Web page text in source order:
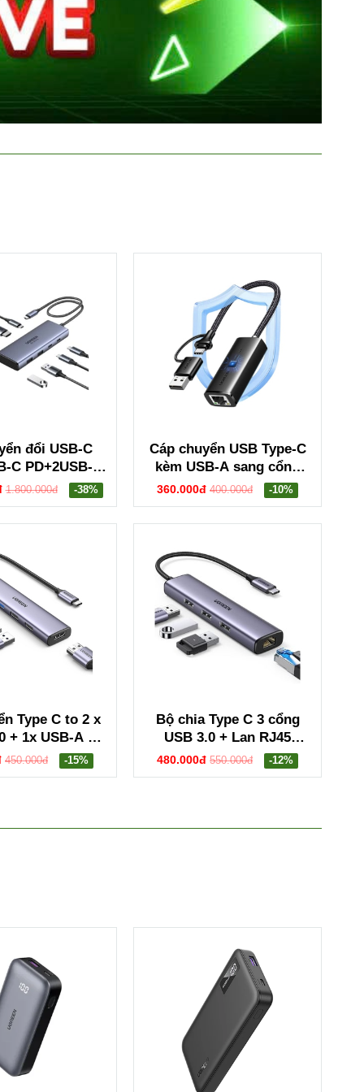
đổi USB-C
C PD+2USB-A
C 3.2+2HDMI hỗ
45379
1.800.000đ -38%
Cáp chuyển USB Type-C
kèm USB-A sang cổng
mạng Gigabit Ugreen
15638 CM650
360.000đ 400.000đ -10%
Type C to 2 x
+ 1x USB-A 3.0
PD 4K@30Hz
15495
450.000đ -15%
Bộ chia Type C 3 cổng
USB 3.0 + Lan RJ45
Ugreen 60600
480.000đ 550.000đ -12%